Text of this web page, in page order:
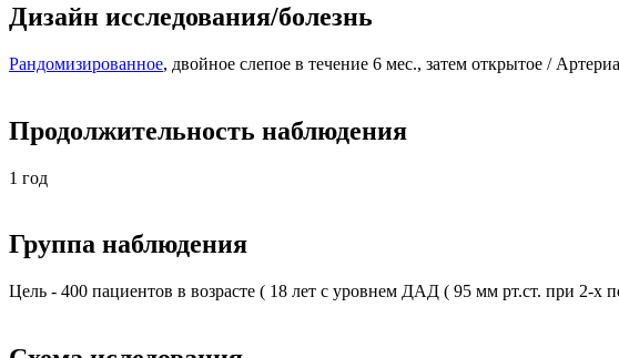
Дизайн исследования/болезнь
Рандомизированное, двойное слепое в течение 6 мес., затем открытое /
Продолжительность наблюдения
1 год
Группа наблюдения
Цель - 400 пациентов в возрасте ( 18 лет с уровнем ДАД ( 95 мм рт.ст. при 2-х